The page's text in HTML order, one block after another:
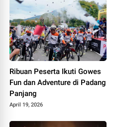
Ribuan Peserta Ikuti Gowes
Fun dan Adventure di Padang
Panjang
April 19, 2026